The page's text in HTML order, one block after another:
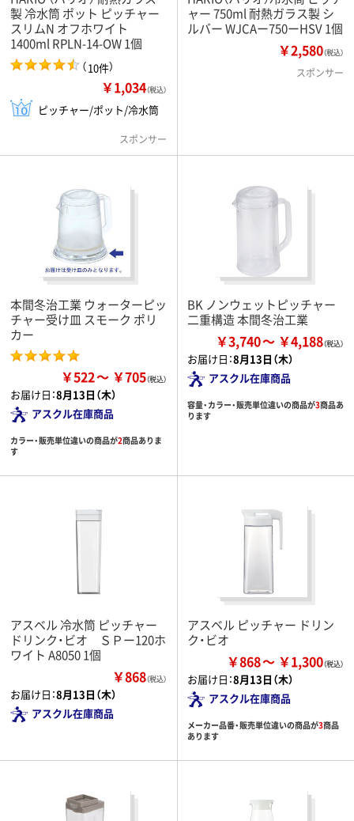
製 冷水筒 ポット ピッチャー
スリムN オフホワイト
1400ml RPLN-14-OW 1個
（10件）
￥1,034（税込）
ピッチャー/ポット/冷水筒
スポンサー
ャー 750ml 耐熱ガラス製 シ
ルバー WJCAー750ーHSV 1個
￥2,580（税込）
スポンサー
本間冬治工業 ウォーターピッ
チャー受け皿 スモーク ポリ
カー
￥522 ￥705
お届け日：8月13日（木）
アスクル在庫商品
カラー・販売単位違いの商品が2商品ありま
す
BK ノンウェットピッチャー
二重構造 本間冬治工業
￥3,740 ￥4,188
お届け日：8月13日（木）
アスクル在庫商品
容量・カラー・販売単位違いの商品が3商品あ
ります
アスベル 冷水筒 ピッチャー
ドリンク・ビオ ＳＰー120ホ
ワイト A8050 1個
￥868（税込）
お届け日：8月13日（木）
アスクル在庫商品
アスベル ピッチャー ドリン
ク・ビオ
￥868 ￥1,300
お届け日：8月13日（木）
アスクル在庫商品
メーカー品番・販売単位違いの商品が3商品
あります